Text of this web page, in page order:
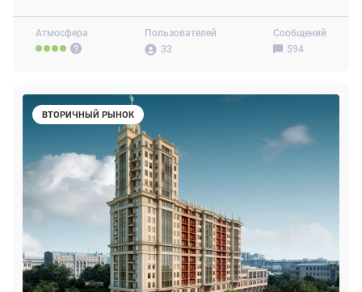
Атмосфера
Пользователей
33
Сообщений
594
ВТОРИЧНЫЙ РЫНОК